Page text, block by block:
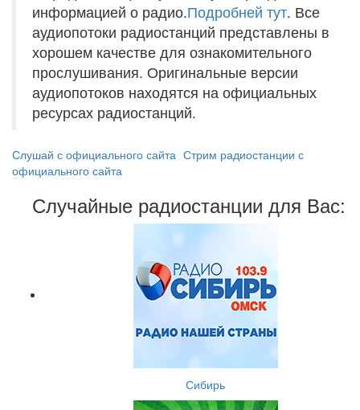
информацией о радио.Подробней тут. Все
аудиопотоки радиостанций представлены в
хорошем качестве для ознакомительного
прослушивания. Оригинальные версии
аудиопотоков находятся на официальных
ресурсах радиостанций.
Слушай с официального сайта Стрим радиостанции с
официального сайта
Случайные радиостанции для Вас:
Сибирь